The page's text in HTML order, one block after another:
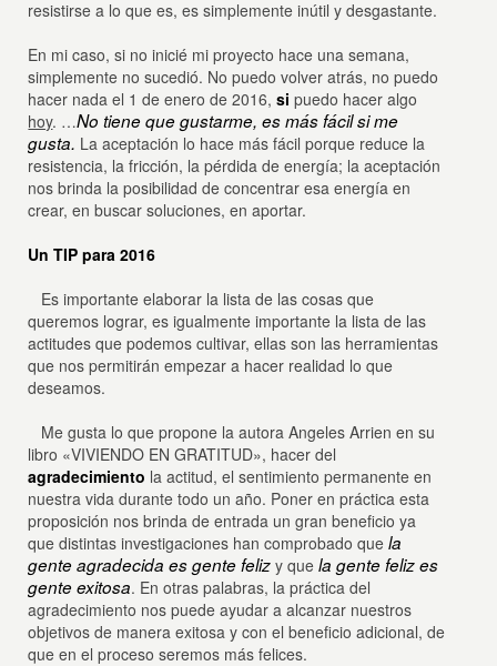
resistirse a lo que es, es simplemente inútil y desgastante.
En mi caso, si no inicié mi proyecto hace una semana,
simplemente no sucedió. No puedo volver atrás, no puedo
hacer nada el 1 de enero de 2016,si puedo hacer algo
hoy. …No tiene que gustarme, es más fácil si me
gusta. La aceptación lo hace más fácil porque reduce la
resistencia, la fricción, la pérdida de energía; la aceptación
nos brinda la posibilidad de concentrar esa energía en
crear, en buscar soluciones, en aportar.
Un TIP para 2016
Es importante elaborar la lista de las cosas que
queremos lograr, es igualmente importante la lista de las
actitudes que podemos cultivar, ellas son las herramientas
que nos permitirán empezar a hacer realidad lo que
deseamos.
Me gusta lo que propone la autora Angeles Arrien en su
libro «VIVIENDO EN GRATITUD», hacer del
agradecimiento la actitud, el sentimiento permanente en
nuestra vida durante todo un año. Poner en práctica esta
proposición nos brinda de entrada un gran beneficio ya
que distintas investigaciones han comprobado quela
gente agradecida es gente feliz y quela gente feliz es
gente exitosa. En otras palabras, la práctica del
agradecimiento nos puede ayudar a alcanzar nuestros
objetivos de manera exitosa y con el beneficio adicional, de
que en el proceso seremos más felices.